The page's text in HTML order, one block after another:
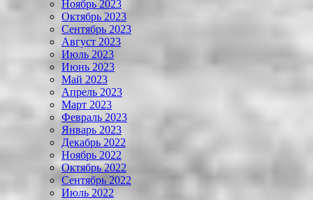
Ноябрь 2023
Октябрь 2023
Сентябрь 2023
Август 2023
Июль 2023
Июнь 2023
Май 2023
Апрель 2023
Март 2023
Февраль 2023
Январь 2023
Декабрь 2022
Ноябрь 2022
Октябрь 2022
Сентябрь 2022
Июль 2022